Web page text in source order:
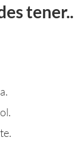
tener..